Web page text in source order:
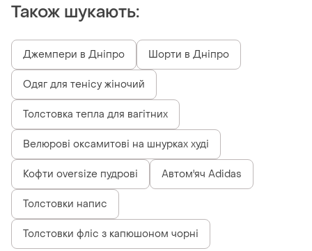
Також шукають:
Джемпери в Дніпро Шорти в Дніпро
Одяг для тенісу жіночий
Толстовка тепла для вагітних
Велюрові оксамитові на шнурках худі
Кофти oversize пудрові Автом'яч Adidas
Толстовки напис
Толстовки фліс з капюшоном чорні